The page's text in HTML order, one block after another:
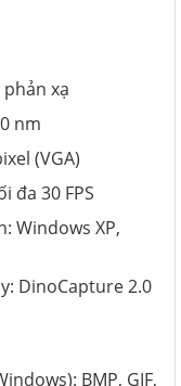
xạ
nm
(VGA)
đa 30 FPS
Windows XP,
DinoCapture 2.0
BMP, GIF,